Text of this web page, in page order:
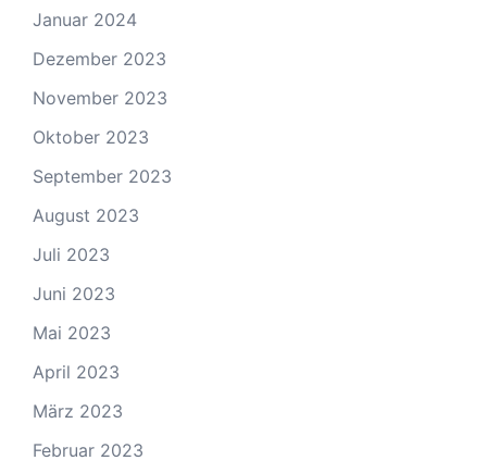
Januar 2024
Dezember 2023
November 2023
Oktober 2023
September 2023
August 2023
Juli 2023
Juni 2023
Mai 2023
April 2023
März 2023
Februar 2023